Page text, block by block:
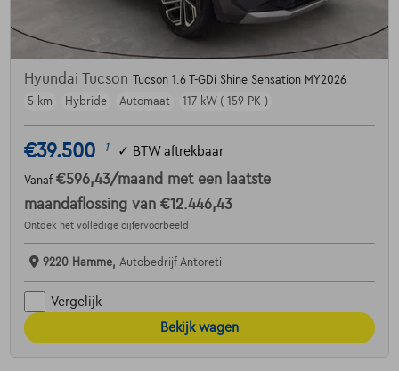
Hyundai Tucson
Tucson 1.6 T-GDi Shine Sensation MY2026
5 km
Hybride Automaat 117 kW ( 159 PK )
€39.500 1 ✓ BTW aftrekbaar
Vanaf €596,43/maand met een laatste
maandaflossing van €12.446,43
Ontdek het volledige cijfervoorbeeld
9220 Hamme, Autobedrijf Antoreti
Vergelijk
Bekijk wagen